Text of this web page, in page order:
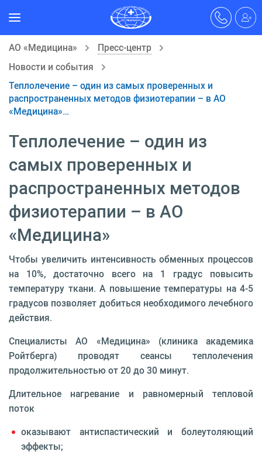
АО «Медицина»
Пресс-центр
Новости и события
Теплолечение – один из самых проверенных и
распространенных методов физиотерапии – в АО
«Медицина»…
Теплолечение – один из
самых проверенных и
распространенных методов
физиотерапии – в АО
«Медицина»
Чтобы увеличить интенсивность обменных процессов
на 10%, достаточно всего на 1 градус повысить
температуру ткани. А повышение температуры на 4-5
градусов позволяет добиться необходимого лечебного
действия.
Специалисты АО «Медицина» (клиника академика
Ройтберга) проводят сеансы теплолечения
продолжительностью от 20 до 30 минут.
Длительное нагревание и равномерный тепловой
поток
оказывают антиспастический и болеутоляющий
эффекты;